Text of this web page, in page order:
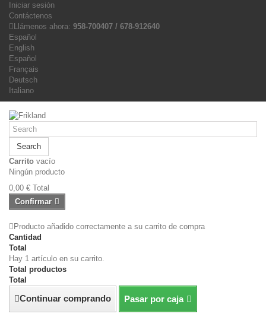
Iniciar sesión
Contáctenos
Llámenos ahora: 958-700407 / 678-912640
Español
English
Español
Français
Deutsch
Italiano
Search
Carrito vacío
Ningún producto
0,00 € Total
Confirmar
Producto añadido correctamente a su carrito de compra
Cantidad
Total
Hay 1 artículo en su carrito.
Total productos
Total
Continuar comprando Pasar por caja